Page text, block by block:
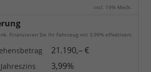
incl. 19% MwSt.
Finanzieren Sie Ihr Fahrzeug mit 3,99% effektivem
21.190,– €
3,99%